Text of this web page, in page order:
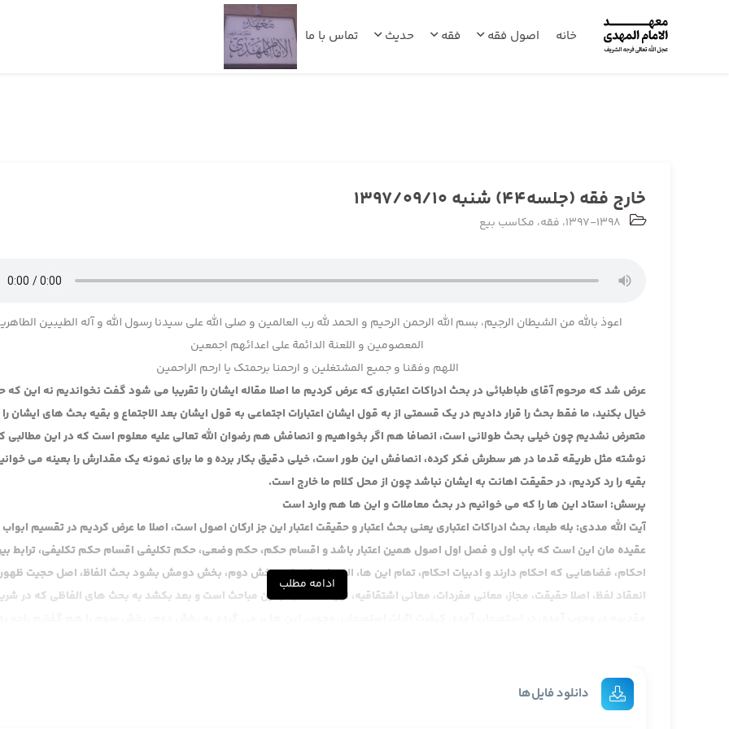
خانه اصول فقه فقه حدیث تماس با ما
خارج فقه (جلسه44) شنبه 1397/09/10
1397-1398، فقه، مکاسب بیع
اعوذ بالله من الشیطان الرجیم، بسم الله الرحمن الرحیم و الحمد لله رب العالمین و صلی الله علی سیدنا رسول الله و آله الطیبین
المعصومین و اللعنة الدائمة علی اعدائهم اجمعین
اللهم وفقنا و جمیع المشتغلین و ارحمنا برحمتک یا ارحم الراحمین
عرض شد که مرحوم آقای طباطبائی در بحث ادراکات اعتباری که عرض کردیم ما اصلا مقاله ایشان را تقریبا می شود گفت نخواندیم نه این که
خیال بکنید، ما فقط بحث را قرار دادیم در یک قسمتی از به قول ایشان اعتبارات اجتماعی به قول ایشان بعد الاجتماع و بقیه بحث های ایشان
متعرض نشدیم چون خیلی بحث طولانی است، انصافا هم اگر بخواهیم و انصافش هم رضوان الله تعالی علیه معلوم است که در این مطالبی
نوشته مثل طریقه قدما در هر سطرش فکر کرده، انصافش این طور است، خیلی دقیق بکار برده و ما برای نمونه یک مقدارش را بعینه می
بقیه را رد کردیم، در حقیقت اهانت به ایشان نباشد چون از محل کلام ما خارج است.
پرسش: استاد این ها را که می خوانیم در بحث معاملات و این ها هم وارد است
آیت الله مددی: بله طبعا، بحث ادراکات اعتباری یعنی بحث اعتبار و حقیقت اعتبار این جز ارکان اصول است، اصلا ما عرض کردیم در تقسیم
عقیده مان این است که باب اول و فصل اول اصول همین اعتبار باشد و اقسام حکم، حکم وضعی، حکم تکلیفی اقسام حکم تکلیفی، ترابط
احکام، فضاهایی که احکام دارند و ادبیات احکام، تمام این ها، البته ادبیات را در بخش دوم، بخش دومش بشود بحث الفاظ، اصل حجیت
انعقاد لفظ، اصلا حقیقت، مجاز، معانی مفردات، معانی اشتقاقیه، این ها تمام در این مباحث است و بعد بکشد به بحث های الفاظی که در
بدهیم. این فصل بعدی چهارم را، فصل پنجم اصول عملیه، اصول عملیه ای که در شبهات حکمیه جاری می شود که جزء اصول است و اصول
که در شبهات حکمیه نیست لکن کثیرالدوران است یعنی خیلی محل ابتلاست و آثار خاصی دارد، فرض کنید مثلا اگر لا ضرر را جز قواعد فقهی، قواعد
ادامه مطلب
دانلود فایل‌ها